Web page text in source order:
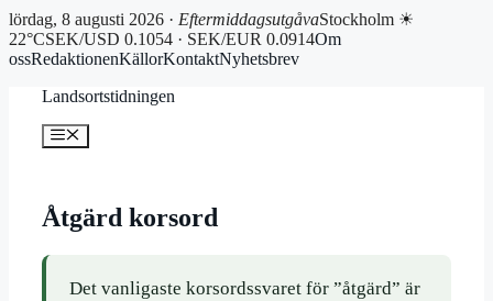
lördag, 8 augusti 2026 · EftermiddagsutgåvaStockholm ☀
22°CSEK/USD 0.1054 · SEK/EUR 0.0914Om
ossRedaktionenKällorKontaktNyhetsbrev
Landsortstidningen
Meny
Åtgärd korsord
Det vanligaste korsordssvaret för ”åtgärd” är